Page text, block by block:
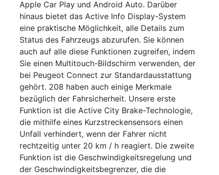
Apple Car Play und Android Auto. Darüber
hinaus bietet das Active Info Display-System
eine praktische Möglichkeit, alle Details zum
Status des Fahrzeugs abzurufen. Sie können
auch auf alle diese Funktionen zugreifen, indem
Sie einen Multitouch-Bildschirm verwenden, der
bei Peugeot Connect zur Standardausstattung
gehört. 208 haben auch einige Merkmale
bezüglich der Fahrsicherheit. Unsere erste
Funktion ist die Active City Brake-Technologie,
die mithilfe eines Kurzstreckensensors einen
Unfall verhindert, wenn der Fahrer nicht
rechtzeitig unter 20 km / h reagiert. Die zweite
Funktion ist die Geschwindigkeitsregelung und
der Geschwindigkeitsbegrenzer, die die